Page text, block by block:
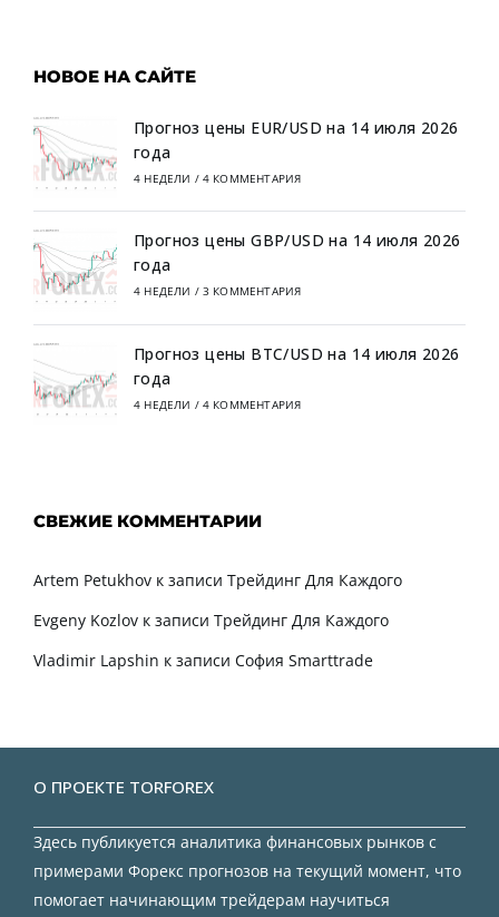
НОВОЕ НА САЙТЕ
Прогноз цены EUR/USD на 14 июля 2026
года
4 НЕДЕЛИ / 4 КОММЕНТАРИЯ
Прогноз цены GBP/USD на 14 июля 2026
года
4 НЕДЕЛИ / 3 КОММЕНТАРИЯ
Прогноз цены BTC/USD на 14 июля 2026
года
4 НЕДЕЛИ / 4 КОММЕНТАРИЯ
СВЕЖИЕ КОММЕНТАРИИ
Artem Petukhov к записи Трейдинг Для Каждого
Evgeny Kozlov к записи Трейдинг Для Каждого
Vladimir Lapshin к записи София Smarttrade
О ПРОЕКТЕ TORFOREX
Здесь публикуется аналитика финансовых рынков с
примерами Форекс прогнозов на текущий момент, что
помогает начинающим трейдерам научиться